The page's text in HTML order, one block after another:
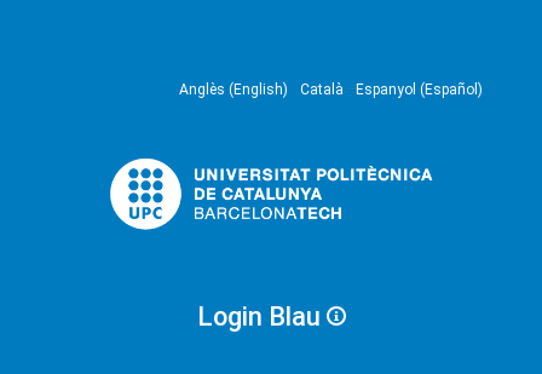
Anglès (English) Català Espanyol (Español)
Login Blau